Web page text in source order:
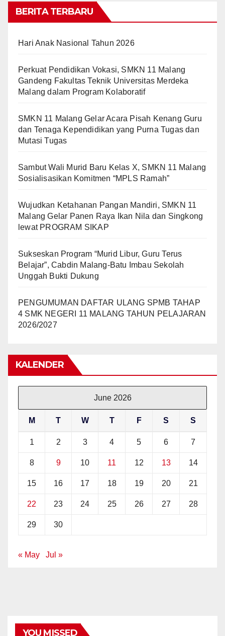
BERITA TERBARU
Hari Anak Nasional Tahun 2026
Perkuat Pendidikan Vokasi, SMKN 11 Malang
Gandeng Fakultas Teknik Universitas Merdeka
Malang dalam Program Kolaboratif
SMKN 11 Malang Gelar Acara Pisah Kenang Guru
dan Tenaga Kependidikan yang Purna Tugas dan
Mutasi Tugas
Sambut Wali Murid Baru Kelas X, SMKN 11 Malang
Sosialisasikan Komitmen “MPLS Ramah”
Wujudkan Ketahanan Pangan Mandiri, SMKN 11
Malang Gelar Panen Raya Ikan Nila dan Singkong
lewat PROGRAM SIKAP
Sukseskan Program “Murid Libur, Guru Terus
Belajar”, Cabdin Malang-Batu Imbau Sekolah
Unggah Bukti Dukung
PENGUMUMAN DAFTAR ULANG SPMB TAHAP
4 SMK NEGERI 11 MALANG TAHUN PELAJARAN
2026/2027
KALENDER
June 2026
M T W T F S S
1 2 3 4 5 6 7
8 9 10 11 12 13 14
15 16 17 18 19 20 21
22 23 24 25 26 27 28
29 30
« May Jul »
YOU MISSED